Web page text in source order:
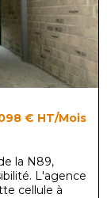
€ HT/Mois
la N89,
L'agence
cellule à